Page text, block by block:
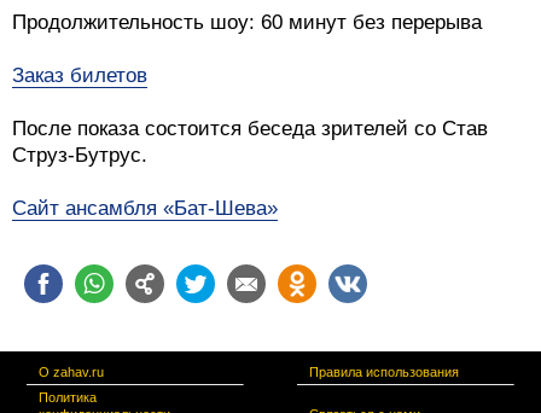
Продолжительность шоу: 60 минут без перерыва
Заказ билетов
После показа состоится беседа зрителей со Став
Струз-Бутрус.
Сайт ансамбля «Бат-Шева»
О zahav.ru
Правила использования
Политика